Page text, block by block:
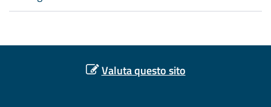
Valuta questo sito